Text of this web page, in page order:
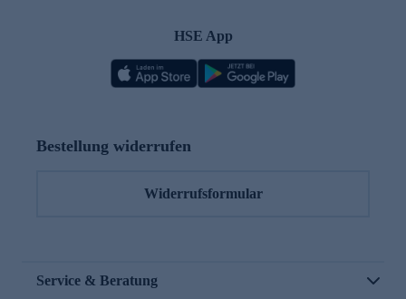
HSE App
Bestellung widerrufen
Widerrufsformular
Service & Beratung